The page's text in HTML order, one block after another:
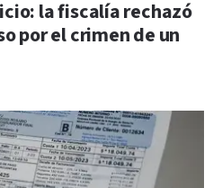
la fiscalía rechazó
por el crimen de un